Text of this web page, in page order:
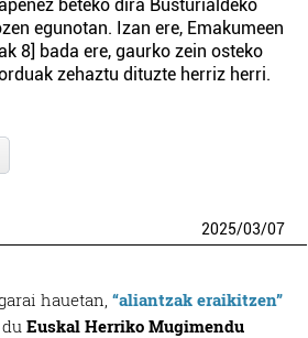
beteko dira Busturialdeko
egunotan. Izan ere, Emakumeen
8] bada ere, gaurko zein osteko
zehaztu dituzte herriz herri.
2025/03/07
hauetan,“aliantzak eraikitzen”
Euskal Herriko Mugimendu